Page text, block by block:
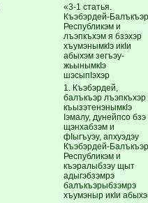
«3-1 статья.
Къэбэрдей-
Республикэм и
лъэпкъ­хэм я бзэхэр
хъумэнымкIэ икIи
абыхэм зегъэу­
жьынымкIэ
шэсыпIэхэр
1. Къэбэрдей,
балъкъэр лъэпкъхэр
къызэтенэнымкIэ
Iэмалу, дунейпсо бзэ
щэнхабзэм и
фIыгъуэу, апхуэдэу
Къэбэрдей-
Республикэм и
къэралыбзэу щыт
адыгэбзэмрэ
балъкъэрыбзэмрэ
хъумэныр икIи